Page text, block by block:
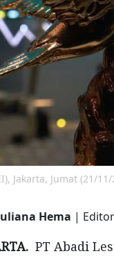
Jakarta, Jumat (21/
Hema |
PT Abadi